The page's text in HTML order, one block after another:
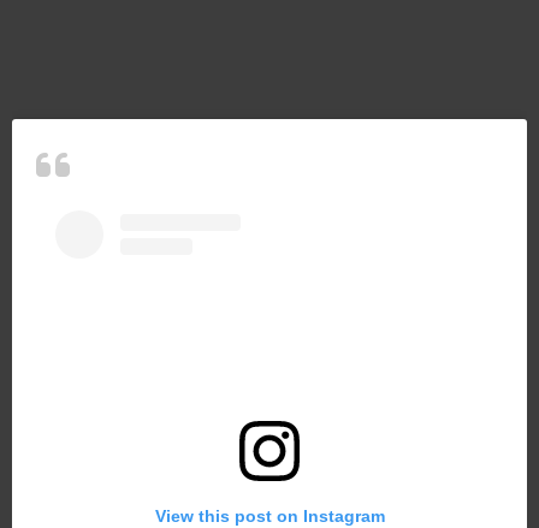
View this post on Instagram